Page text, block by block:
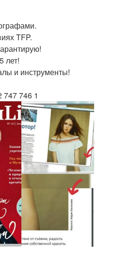
TFP.
лет!
и инструменты!
747 746 1